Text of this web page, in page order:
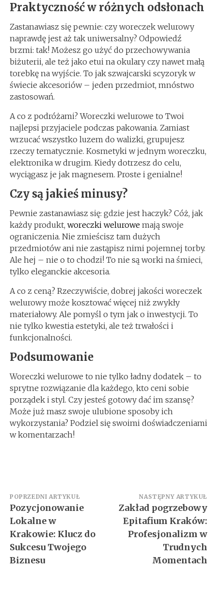
Praktyczność w różnych odsłonach
Zastanawiasz się pewnie: czy woreczek welurowy
naprawdę jest aż tak uniwersalny? Odpowiedź
brzmi: tak! Możesz go użyć do przechowywania
biżuterii, ale też jako etui na okulary czy nawet małą
torebkę na wyjście. To jak szwajcarski scyzoryk w
świecie akcesoriów – jeden przedmiot, mnóstwo
zastosowań.
A co z podróżami? Woreczki welurowe to Twoi
najlepsi przyjaciele podczas pakowania. Zamiast
wrzucać wszystko luzem do walizki, grupujesz
rzeczy tematycznie. Kosmetyki w jednym woreczku,
elektronika w drugim. Kiedy dotrzesz do celu,
wyciągasz je jak magnesem. Proste i genialne!
Czy są jakieś minusy?
Pewnie zastanawiasz się: gdzie jest haczyk? Cóż, jak
każdy produkt, woreczki welurowe mają swoje
ograniczenia. Nie zmieścisz tam dużych
przedmiotów ani nie zastąpisz nimi pojemnej torby.
Ale hej – nie o to chodzi! To nie są worki na śmieci,
tylko eleganckie akcesoria.
A co z ceną? Rzeczywiście, dobrej jakości woreczek
welurowy może kosztować więcej niż zwykły
materiałowy. Ale pomyśl o tym jak o inwestycji. To
nie tylko kwestia estetyki, ale też trwałości i
funkcjonalności.
Podsumowanie
Woreczki welurowe to nie tylko ładny dodatek – to
sprytne rozwiązanie dla każdego, kto ceni sobie
porządek i styl. Czy jesteś gotowy dać im szansę?
Może już masz swoje ulubione sposoby ich
wykorzystania? Podziel się swoimi doświadczeniami
w komentarzach!
Nawigacja
wpisu
POPRZEDNI ARTYKUŁ
Pozycjonowanie
Lokalne w
Krakowie: Klucz do
Sukcesu Twojego
Biznesu
NASTĘPNY ARTYKUŁ
Zakład pogrzebowy
Epitafium Kraków:
Profesjonalizm w
Trudnych
Momentach